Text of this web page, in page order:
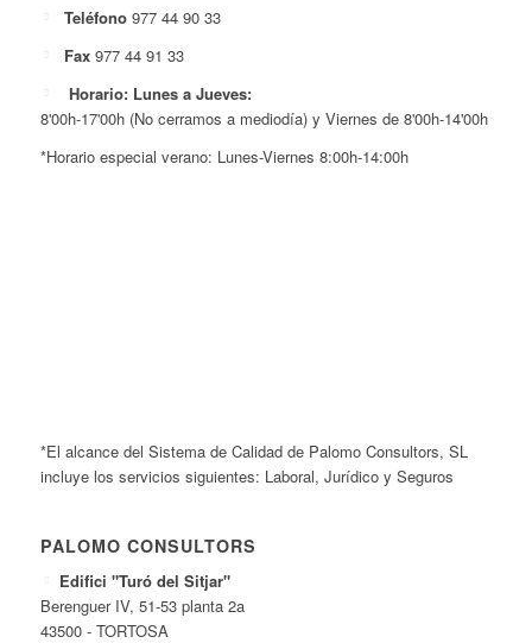
Teléfono 977 44 90 33
Fax 977 44 91 33
Horario: Lunes a Jueves:
8'00h-17'00h (No cerramos a mediodía) y Viernes de 8'00h-14'00h
*Horario especial verano: Lunes-Viernes 8:00h-14:00h
*El alcance del Sistema de Calidad de Palomo Consultors, SL
incluye los servicios siguientes: Laboral, Jurídico y Seguros
PALOMO CONSULTORS
Edifici "Turó del Sitjar"
Berenguer IV, 51-53 planta 2a
43500 - TORTOSA